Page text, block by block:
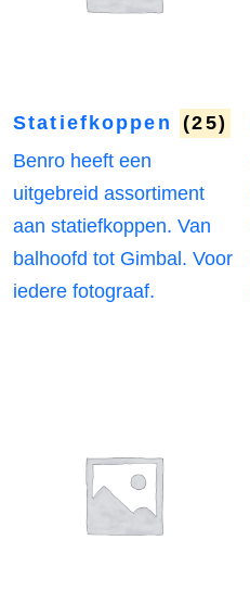
Statiefkoppen
(25)
Benro heeft een
uitgebreid assortiment
aan statiefkoppen. Van
balhoofd tot Gimbal. Voor
iedere fotograaf.